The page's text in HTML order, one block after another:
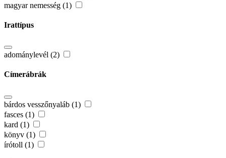
magyar nemesség (1)
Irattípus
adománylevél (2)
Címerábrák
bárdos vesszőnyaláb (1)
fasces (1)
kard (1)
könyv (1)
írótoll (1)